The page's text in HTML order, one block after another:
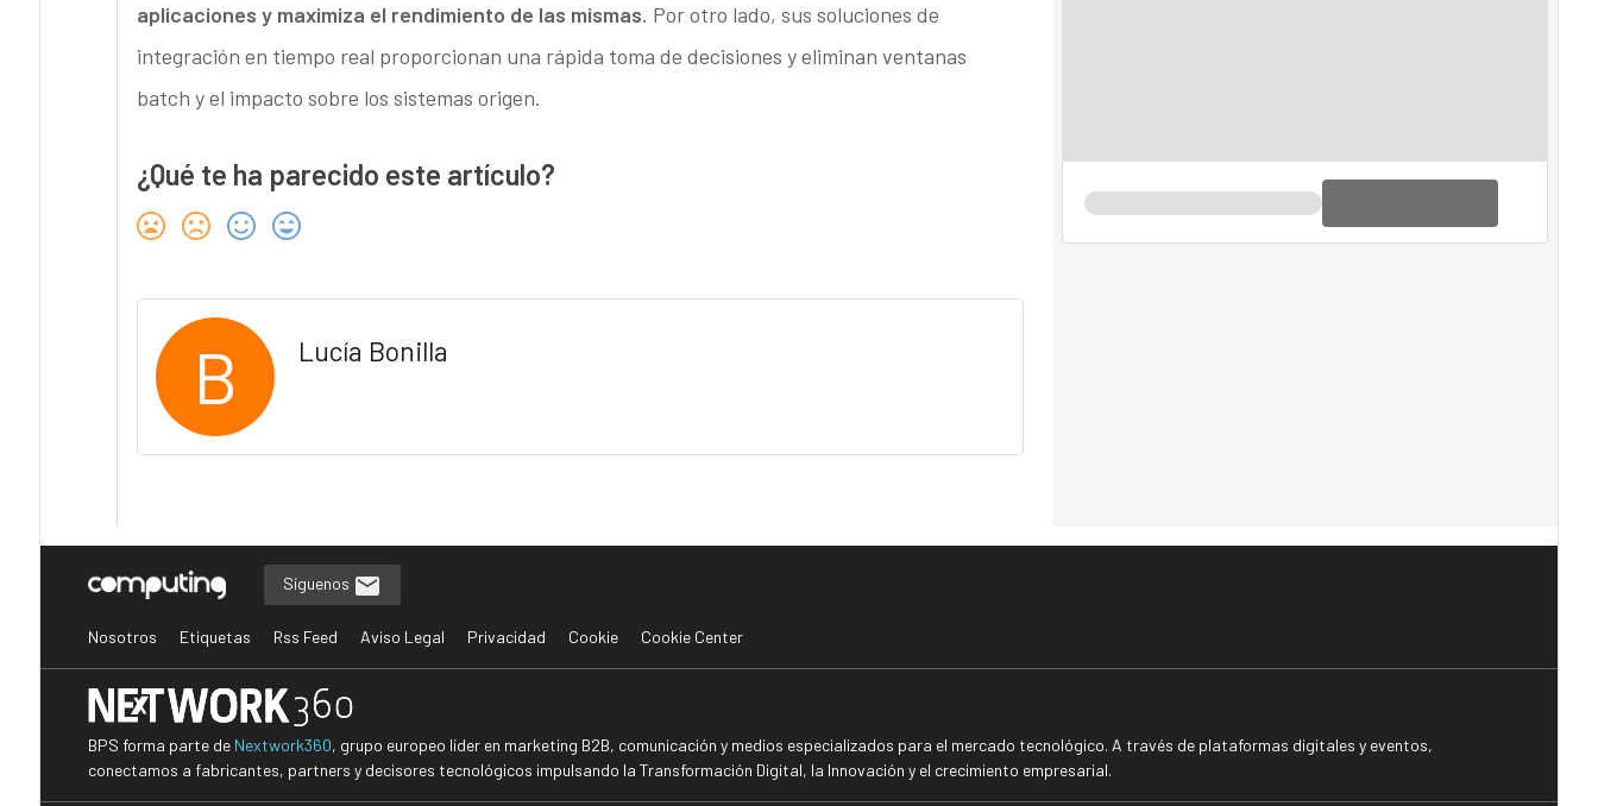
aplicaciones y maximiza el rendimiento de las mismas. Por otro lado, sus soluciones de
integración en tiempo real proporcionan una rápida toma de decisiones y eliminan ventanas
batch y el impacto sobre los sistemas origen.
¿Qué te ha parecido este artículo?
B Lucía Bonilla
Síguenos
Nosotros Etiquetas Rss Feed Aviso Legal Privacidad Cookie Cookie Center
BPS forma parte de Nextwork360, grupo europeo líder en marketing B2B, comunicación y medios especializados para el mercado tecnológico. A través de plataformas digitales y eventos,
conectamos a fabricantes, partners y decisores tecnológicos impulsando la Transformación Digital, la Innovación y el crecimiento empresarial.